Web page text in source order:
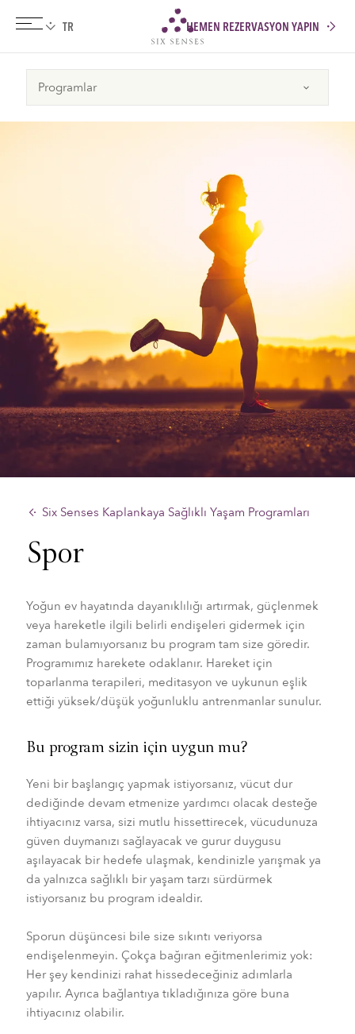
Six senses
HEMEN REZERVASYON YAPIN
Six Senses Kaplankaya Sağlıklı Yaşam Programları
Spor
Yoğun ev hayatında dayanıklılığı artırmak, güçlenmek
veya hareketle ilgili belirli endişeleri gidermek için
zaman bulamıyorsanız bu program tam size göredir.
Programımız harekete odaklanır. Hareket için
toparlanma terapileri, meditasyon ve uykunun eşlik
ettiği yüksek/düşük yoğunluklu antrenmanlar sunulur.
Bu program sizin için uygun mu?
Yeni bir başlangıç yapmak istiyorsanız, vücut dur
dediğinde devam etmenize yardımcı olacak desteğe
ihtiyacınız varsa, sizi mutlu hissettirecek, vücudunuza
güven duymanızı sağlayacak ve gurur duygusu
aşılayacak bir hedefe ulaşmak, kendinizle yarışmak ya
da yalnızca sağlıklı bir yaşam tarzı sürdürmek
istiyorsanız bu program idealdir.
Sporun düşüncesi bile size sıkıntı veriyorsa
endişelenmeyin. Çokça bağıran eğitmenlerimiz yok:
Her şey kendinizi rahat hissedeceğiniz adımlarla
yapılır. Ayrıca bağlantıya tıkladığınıza göre buna
ihtiyacınız olabilir.